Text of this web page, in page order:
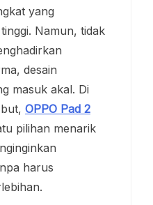
yang
Namun, tidak
desain
masuk akal. Di
OPPO Pad 2
pilihan menarik
harus